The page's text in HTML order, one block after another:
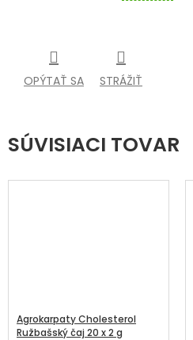
OPÝTAŤ SA STRÁŽIŤ
SÚVISIACI TOVAR
Agrokarpaty Cholesterol
Ružbašský čaj 20 x 2 g